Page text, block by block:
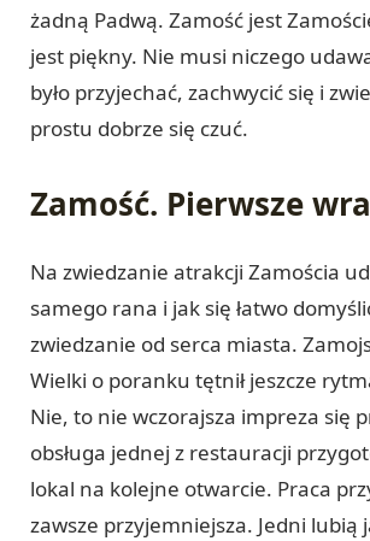
żadną Padwą. Zamość jest
jest piękny. Nie musi niczego
było przyjechać, zachwycić się i
prostu dobrze się czuć.
Zamość. Pierwsze
Na zwiedzanie atrakcji Zamościa
samego rana i jak się łatwo
zwiedzanie od serca miasta.
Wielki o poranku tętnił jeszcze
Nie, to nie wczorajsza impreza się
obsługa jednej z restauracji
lokal na kolejne otwarcie. Praca
zawsze przyjemniejsza. Jedni lubią